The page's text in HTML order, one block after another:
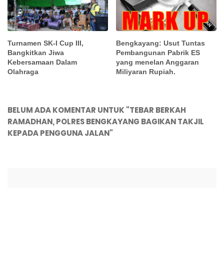
Turnamen SK-I Cup III,
Bangkitkan Jiwa
Kebersamaan Dalam
Olahraga
Bengkayang: Usut Tuntas
Pembangunan Pabrik ES
yang menelan Anggaran
Miliyaran Rupiah.
BELUM ADA KOMENTAR UNTUK "TEBAR BERKAH
RAMADHAN, POLRES BENGKAYANG BAGIKAN TAKJIL
KEPADA PENGGUNA JALAN"